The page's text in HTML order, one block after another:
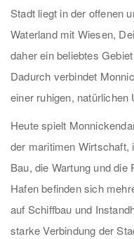
Stadt liegt in der offenen
Waterland mit Wiesen,
daher ein beliebtes
Dadurch verbindet
einer ruhigen, natürlichen
Heute spielt
der maritimen Wirtschaft,
Bau, die Wartung und
Hafen befinden sich
auf Schiffbau und
starke Verbindung der